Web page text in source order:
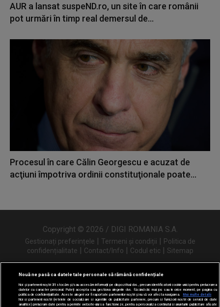
AUR a lansat suspeND.ro, un site în care românii
pot urmări în timp real demersul de...
Procesul în care Călin Georgescu e acuzat de
acţiuni împotriva ordinii constituţionale poate...
Copyright © 2026 / DIGI ROMANIA S.A.
Gestionați preferințele | Termeni și condiții | Politica de
confidențialitate | Contact/Info | Codul etic | Sitemap
Urmărește-ne și pe
Nouă ne pasă ca datele tale personale să rămână confidențiale
Noi și partenerii noștri31 stocăm și/sau accesăm informații pe dispozitivul dvs., precum identificatorii cookie unici pentru prelucrarea
datelor cu caracter personal. Puteți accepta sau gestiona alegerile dvs. făcând clic mai jos sau în orice moment, pe pagina cu
politica de confidențialitate. Aceste alegeri vor fi raportate partenerilor noștri și nu vă vor afecta navigarea.
Mai multe detalii
Noi si partenerii nostri (retelele de socializare si agentiile de publicitate partenere, precum si furnizorii nostri de servicii de date
analitice) prelucram date pentru a permite website-ului sa functioneze, pentru a personaliza continutul si anunturile publicitare afisate